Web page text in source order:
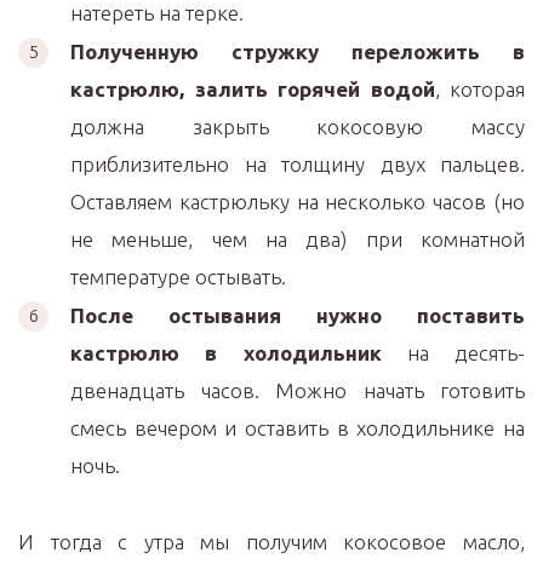
натереть на терке.
Полученную стружку переложить в
кастрюлю, залить горячей водой, которая
должна закрыть кокосовую массу
приблизительно на толщину двух пальцев.
Оставляем кастрюльку на несколько часов (но
не меньше, чем на два) при комнатной
температуре остывать.
После остывания нужно поставить
кастрюлю в холодильникна десять-
двенадцать часов. Можно начать готовить
смесь вечером и оставить в холодильнике на
ночь.
И тогда с утра мы получим кокосовое масло,